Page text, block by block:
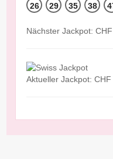
26 29 35 38
Nächster Jackpot:
Aktueller Jackpot: